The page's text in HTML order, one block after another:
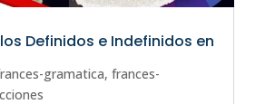
Definidos e Indefinidos en
gramatica, frances-